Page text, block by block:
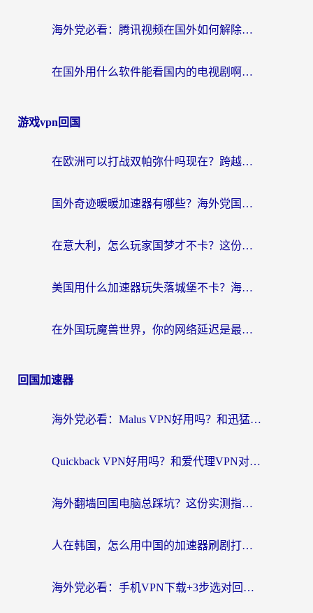
海外党必看：腾讯视频在国外如何解除地域限制？附优酷咪咕使用指南
在国外用什么软件能看国内的电视剧啊？留学生亲测有效的回国加速方案
游戏vpn回国
在欧洲可以打战双帕弥什吗现在？跨越延迟墙的实战指南
国外奇迹暖暖加速器有哪些？海外党国服游戏畅玩终极指南（附亲测推荐）
在意大利，怎么玩家国梦才不卡？这份终极加速指南请收好
美国用什么加速器玩失落城堡不卡？海外党亲测有效的国服游戏加速指南
在外国玩魔兽世界，你的网络延迟是最大的敌人
回国加速器
海外党必看：Malus VPN好用吗？和迅猛兔VPN对比哪个回国效果更好？附真实体验与避坑指南
Quickback VPN好用吗？和爱代理VPN对比哪个回国效果更好？
海外翻墙回国电脑总踩坑？这份实测指南帮你选对加速器（附ChickCNinitapMalus对比）
人在韩国，怎么用中国的加速器刷剧打游戏？这份真实体验指南给你答案
海外党必看：手机VPN下载+3步选对回国加速器，无缝刷国内资源不再愁